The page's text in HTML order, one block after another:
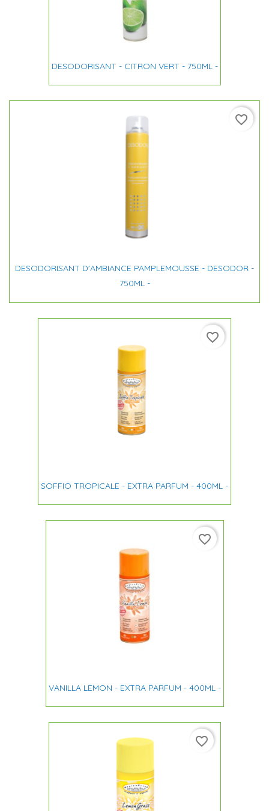
DESODORISANT - CITRON VERT - 750ML -
DESODORISANT D'AMBIANCE PAMPLEMOUSSE - DESODOR -
750ML -
favorite_border
SOFFIO TROPICALE - EXTRA PARFUM - 400ML -
favorite_border
VANILLA LEMON - EXTRA PARFUM - 400ML -
favorite_border
favorite_border